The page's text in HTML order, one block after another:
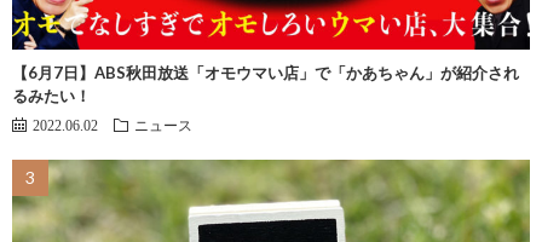
【6月7日】ABS秋田放送「オモウマい店」で「かあちゃん」が紹介され
るみたい！
2022.06.02 ニュース